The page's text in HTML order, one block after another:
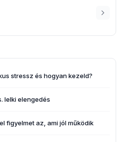
stressz és hogyan kezeld?
lelki elengedés
figyelmet az, ami jól működik